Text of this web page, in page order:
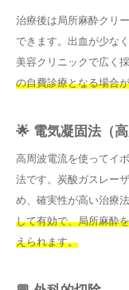
治療後は局所麻酔クリ
できます。出血が少な
美容クリニックで広く
の自費診療となる場合
🌟 電気凝固法（高
高周波電流を使ってイ
法です。炭酸ガスレー
め、確実性が高い治療
して有効で、局所麻酔
えられます。